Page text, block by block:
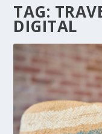
TAG:
DIGITAL